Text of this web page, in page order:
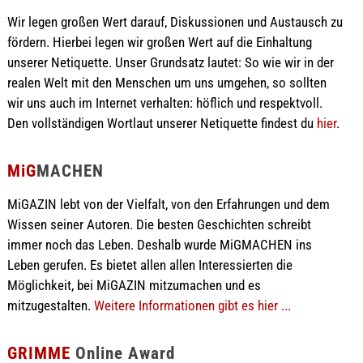
Wir legen großen Wert darauf, Diskussionen und Austausch zu
fördern. Hierbei legen wir großen Wert auf die Einhaltung
unserer Netiquette. Unser Grundsatz lautet: So wie wir in der
realen Welt mit den Menschen um uns umgehen, so sollten
wir uns auch im Internet verhalten: höflich und respektvoll.
Den vollständigen Wortlaut unserer Netiquette findest du hier.
MiGMACHEN
MiGAZIN lebt von der Vielfalt, von den Erfahrungen und dem
Wissen seiner Autoren. Die besten Geschichten schreibt
immer noch das Leben. Deshalb wurde MiGMACHEN ins
Leben gerufen. Es bietet allen allen Interessierten die
Möglichkeit, bei MiGAZIN mitzumachen und es
mitzugestalten. Weitere Informationen gibt es hier ...
GRIMME Online Award